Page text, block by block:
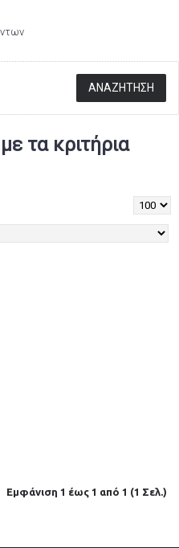
τα κριτήρια
Εμφάνιση 1 έως 1 από 1 (1 Σελ.)